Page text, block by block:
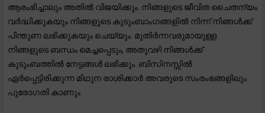
ആരംഭിച്ചാലും അതിൽ വിജയിക്കും. നിങ്ങളുടെ ജീവിത ചൈതന്യം
വർദ്ധിക്കുകയും നിങ്ങളുടെ കുടുംബാംഗങ്ങളിൽ നിന്ന് നിങ്ങൾക്ക്
പിന്തുണ ലഭിക്കുകയും ചെയ്യും. മുതിർന്നവരുമായുള്ള
നിങ്ങളുടെ ബന്ധം മെച്ചപ്പെടും, അതുവഴി നിങ്ങൾക്ക്
കുടുംബത്തിൽ നേട്ടങ്ങൾ ലഭിക്കും. ബിസിനസ്സിൽ
ഏർപ്പെട്ടിരിക്കുന്ന മിഥുന രാശിക്കാർ അവരുടെ സംരംഭങ്ങളിലും
പുരോഗതി കാണും.